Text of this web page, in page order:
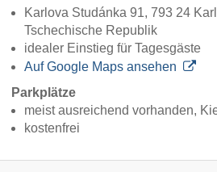
Karlova Studánka 91, 793 24
Tschechische Republik
idealer Einstieg für Tagesgäste
Auf Google Maps ansehen
Parkplätze
meist ausreichend vorhanden,
kostenfrei